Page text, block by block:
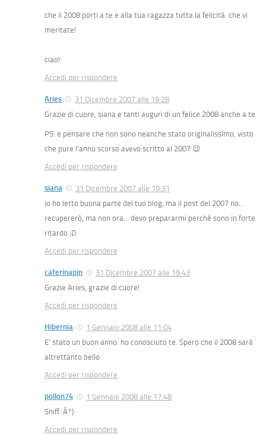
che il 2008 porti a te e alla tua ragazza tutta la felicità che vi
meritate!
ciao!
Accedi per rispondere
Aries
31 Dicembre 2007 alle 19:28
Grazie di cuore, siana e tanti auguri di un felice 2008 anche a te
PS: e pensare che non sono neanche stato originalissimo, visto
che pure l’anno scorso avevo scritto al 2007 😉
Accedi per rispondere
siana
31 Dicembre 2007 alle 19:31
io ho letto buona parte del tuo blog, ma il post del 2007 no…
recupererò, ma non ora… devo prepararmi perché sono in forte
ritardo ;D
Accedi per rispondere
caterinapin
31 Dicembre 2007 alle 19:43
Grazie Aries, grazie di cuore!
Accedi per rispondere
Hibernia
1 Gennaio 2008 alle 11:04
E’ stato un buon anno: ho conosciuto te. Spero che il 2008 sarà
altrettanto bello
Accedi per rispondere
pollon74
1 Gennaio 2008 alle 17:48
Sniff :Â°)
Accedi per rispondere